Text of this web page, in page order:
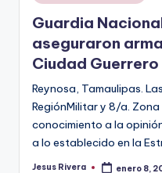
en
Guardia
aseguraron
Ciudad Guerrero
Reynosa, Tamaulipas.
RegiónMilitar y 8/a.
conocimiento a la
a lo establecido en la
Jesus Rivera enero 8,